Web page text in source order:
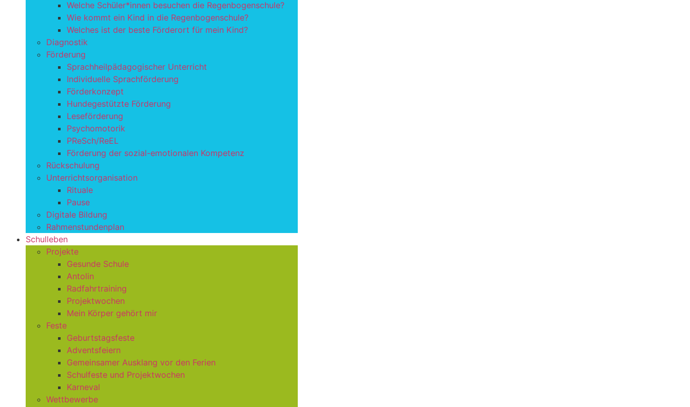
Welche Schüler*innen besuchen die Regenbogenschule?
Wie kommt ein Kind in die Regenbogenschule?
Welches ist der beste Förderort für mein Kind?
Diagnostik
Förderung
Sprachheilpädagogischer Unterricht
Individuelle Sprachförderung
Förderkonzept
Hundegestützte Förderung
Leseförderung
Psychomotorik
PReSch/ReEL
Förderung der sozial-emotionalen Kompetenz
Rückschulung
Unterrichtsorganisation
Rituale
Pause
Digitale Bildung
Rahmenstundenplan
Schulleben
Projekte
Gesunde Schule
Antolin
Radfahrtraining
Projektwochen
Mein Körper gehört mir
Feste
Geburtstagsfeste
Adventsfeiern
Gemeinsamer Ausklang vor den Ferien
Schulfeste und Projektwochen
Karneval
Wettbewerbe